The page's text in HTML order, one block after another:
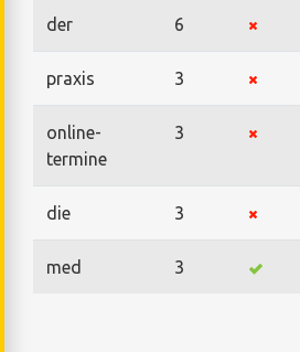
der 6
praxis 3
online-
termine
3
die 3
med 3